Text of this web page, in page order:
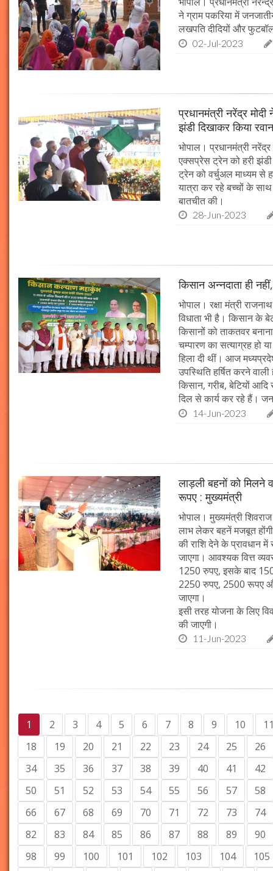
ने ग्राम पकरिया में
लखपति दीदियों और
02-Jul-2023
प्रधानमंत्री नरेंद्र
झंडी दिखाकर किया
भोपाल। प्रधानमंत्री
एक्सप्रेस ट्रेन को हरी झंडी
ट्रेन को वर्चुअल माध्यम से
यात्रा कर रहे बच्चों के
बातचीत की।
28-Jun-2023
किसान अन्नदाता ही
भोपाल। रक्षा मंत्री
विधाता भी है। किसान के
किसानों को ताकतवर
चम्पारण का सत्याग्रह हो
हिला दी थीं। आज
उपस्थिति हर्षित करने
किसान, गरीब, बेटियों
दिल से कार्य कर रहे हैं।
14-Jun-2023
लाड़ली बहनों को मिलने
रूपए : मुख्यमंत्री
भोपाल। मुख्यमंत्री
लाभ लेकर बहनें मजबूत
की राशि देने के प्रावधान
जाएगा। आवश्यक वित्त
1250 रुपए, इसके बाद
2250 रुपए, 2500 रूपए
जाएगा।
इसी तरह योजना के लिए
की जाएगी।
11-Jun-2023
1 2 3 4 5 6 7 8 9 10
18
19 20 21 22 23 24 25
26
34
35 36 37 38 39 40 41
42
50
51 52 53 54 55 56 57
58
66
67 68 69 70 71 72 73
74
82
83 84 85 86 87 88 89
90
98
99 100 101 102 103 104
105